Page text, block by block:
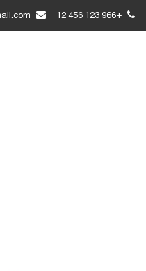
+966 123 456 12